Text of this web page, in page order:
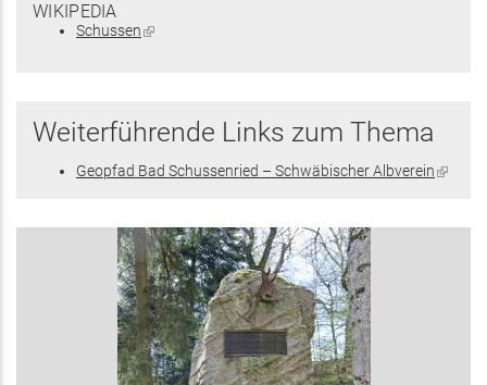
WIKIPEDIA
Schussen(Link
Weiterführende Links zum Thema
Geopfad Bad Schussenried – Schwäbischer Albverein(Link